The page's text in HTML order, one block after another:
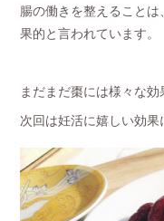
腸の働きを整えること
果的と言われています。
まだまだ棗には様々な効
次回は妊活に嬉しい効